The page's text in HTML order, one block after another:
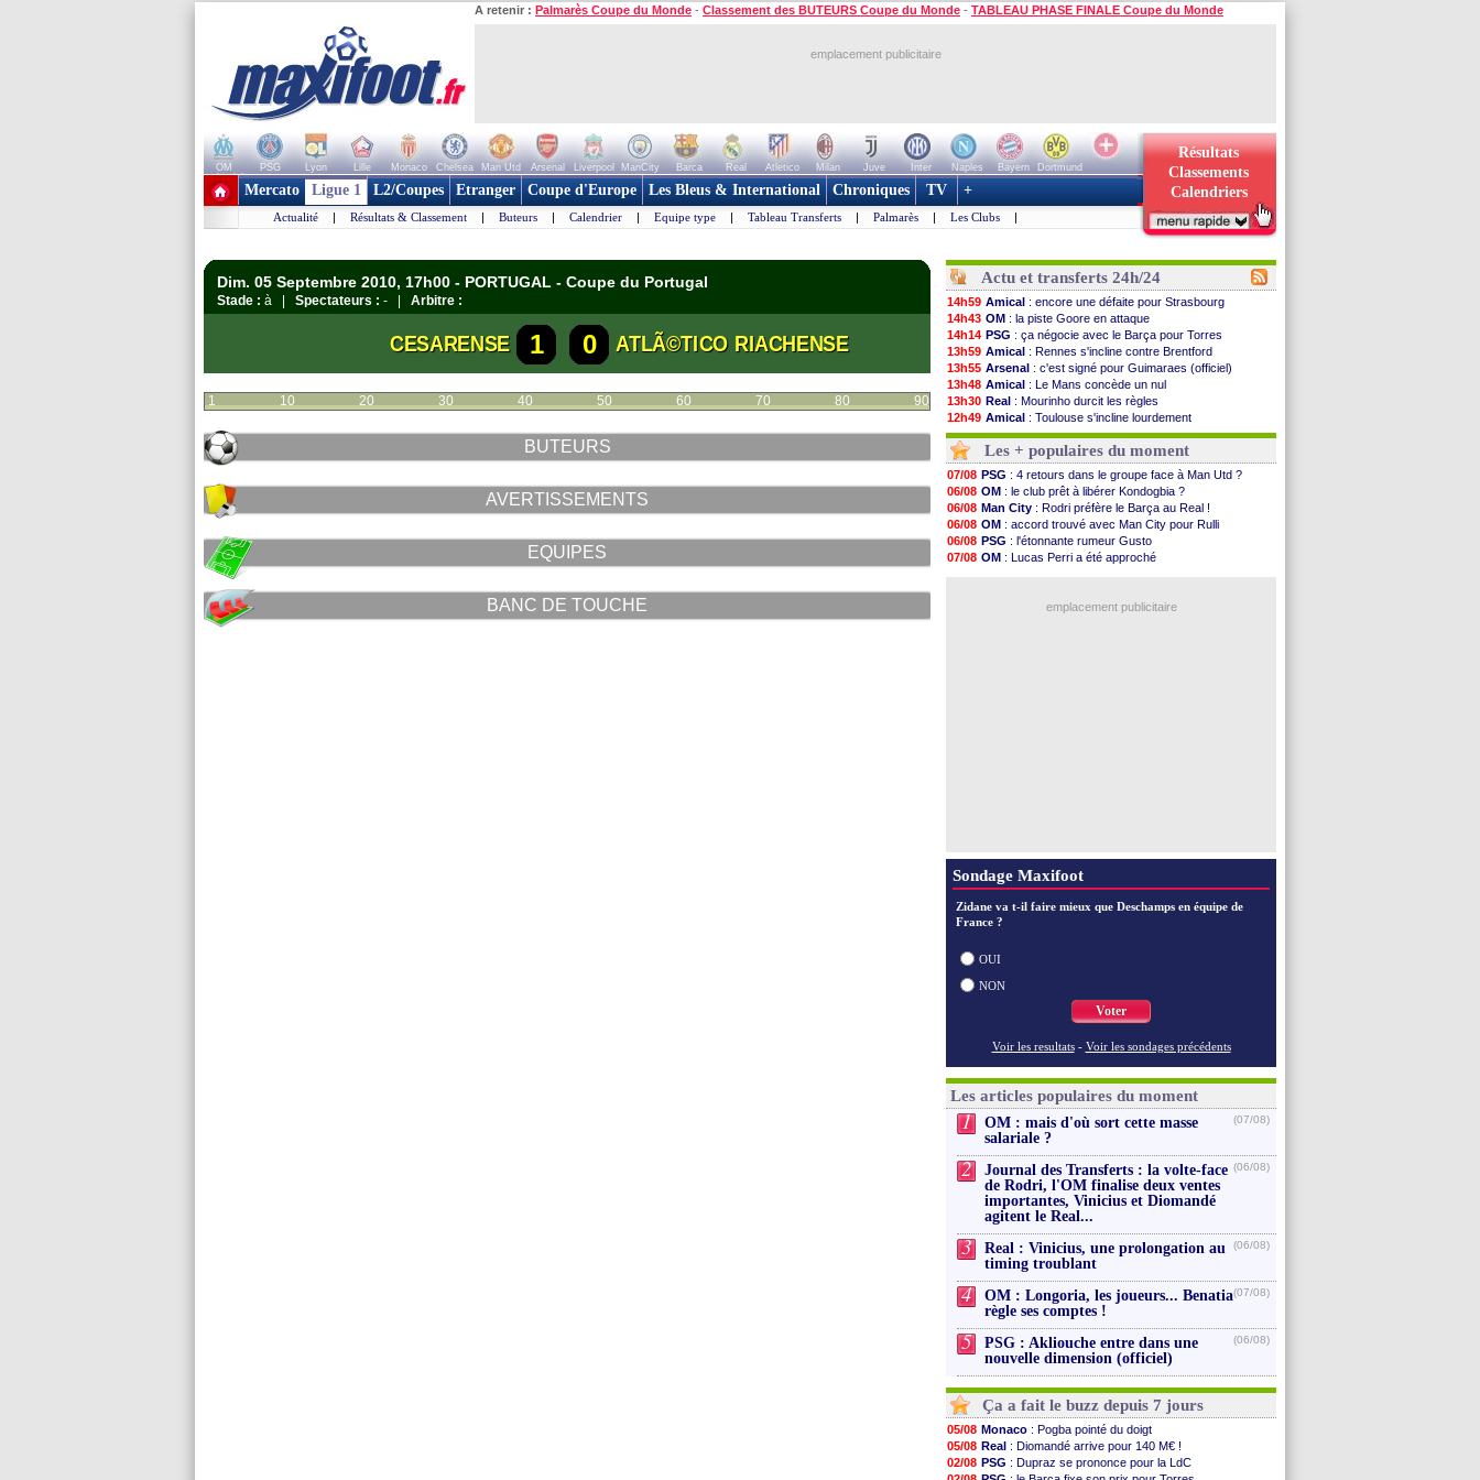
A retenir : Palmarès Coupe du Monde - Classement des BUTEURS Coupe du Monde - TABLEAU PHASE FINALE Coupe du Monde
emplacement publicitaire
OM PSG Lyon Lille Monaco Chelsea Man Utd Arsenal Liverpool ManCity Barca Real Atletico Milan Juve Inter Naples Bayern
Dortmund
+ de clubs
Résultats
Classements
Calendriers
Mercato Ligue 1 L2/Coupes Etranger Coupe d'Europe Les Bleus & International Chroniques TV +
Actualité | Résultats & Classement | Buteurs | Calendrier | Equipe type | Tableau Transferts | Palmarès | Les Clubs |
Dim. 05 Septembre 2010, 17h00 - PORTUGAL - Coupe du Portugal
Stade : à | Spectateurs : - | Arbitre :
CESARENSE 1 0 ATLÃ©TICO RIACHENSE
1 10 20 30 40 50 60 70 80 90
BUTEURS
AVERTISSEMENTS
EQUIPES
BANC DE TOUCHE
Actu et transferts 24h/24
14h59 Amical : encore une défaite pour Strasbourg
14h43 OM : la piste Goore en attaque
14h14 PSG : ça négocie avec le Barça pour Torres
13h59 Amical : Rennes s'incline contre Brentford
13h55 Arsenal : c'est signé pour Guimaraes (officiel)
13h48 Amical : Le Mans concède un nul
13h30 Real : Mourinho durcit les règles
12h49 Amical : Toulouse s'incline lourdement
12h22 OM: Benatia et la "médiocrité" dans le club
12h00
Newcastle: Guimarães, le club se défend
11h46 L2: la 1ère journée à suivre en DIRECT !
11h20
PSG : une deuxième offre pour Suzuki
10h49
PSG: le groupe pour le match face à Man Utd
10h32
OM : le jour où tout a basculé pour Benatia
10h10
Heracles: Reine-Adélaïde, le sort s'acharne...
09h49
Monaco: Mawissa a gravement blessé Uche
09h35
OM : accord avec la Real Sociedad pour Aguerd
: le groupe pour défier le PSG
Les + populaires du moment
07/08 PSG : 4 retours dans le groupe face à Man Utd ?
06/08 OM : le club prêt à libérer Kondogbia ?
06/08 Man City : Rodri préfère le Barça au Real !
06/08 OM : accord trouvé avec Man City pour Rulli
06/08 PSG : l'étonnante rumeur Gusto
07/08 OM : Lucas Perri a été approché
emplacement publicitaire
Sondage Maxifoot
Zidane va t-il faire mieux que Deschamps en équipe de
France ?
OUI
NON
Voter
Voir les resultats - Voir les sondages précédents
Les articles populaires du moment
1
OM : mais d'où sort cette masse
salariale ?
(07/08)
2
Journal des Transferts : la volte-face
de Rodri, l'OM finalise deux ventes
importantes, Vinicius et Diomandé
agitent le Real...
(06/08)
3
Real : Vinicius, une prolongation au
timing troublant
(06/08)
4
OM : Longoria, les joueurs... Benatia
règle ses comptes !
(07/08)
5
PSG : Akliouche entre dans une
nouvelle dimension (officiel)
(06/08)
Ça a fait le buzz depuis 7 jours
05/08 Monaco : Pogba pointé du doigt
05/08 Real : Diomandé arrive pour 140 M€ !
02/08 PSG : Dupraz se prononce pour la LdC